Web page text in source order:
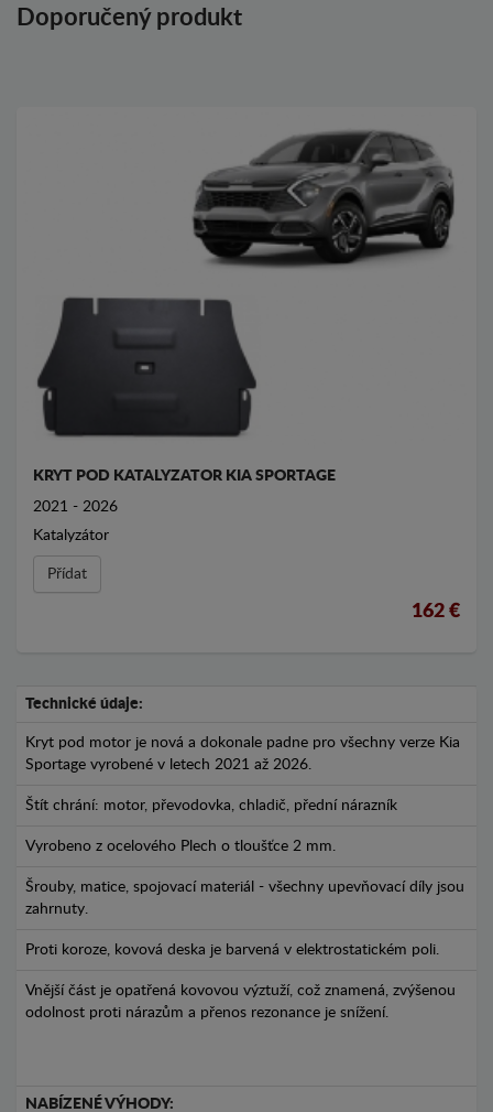
Doporučený produkt
KRYT POD KATALYZATOR KIA SPORTAGE
2021 - 2026
Katalyzátor
Přídat
162 €
Technické údaje:
Kryt pod motor je nová a dokonale padne pro všechny verze Kia
Sportage vyrobené v letech 2021 až 2026.
Štít chrání: motor, převodovka, chladič, přední nárazník
Vyrobeno z ocelového Plech o tloušťce 2 mm.
Šrouby, matice, spojovací materiál - všechny upevňovací díly jsou
zahrnuty.
Proti koroze, kovová deska je barvená v elektrostatickém poli.
Vnější část je opatřená kovovou výztuží, což znamená, zvýšenou
odolnost proti nárazům a přenos rezonance je snížení.
NABÍZENÉ VÝHODY: